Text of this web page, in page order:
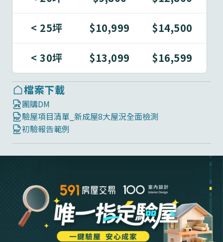
< 25坪 $10,999 $14,500
< 30坪 $13,099 $16,599
檔案下載
團購DM
驗屋項目清單_新成屋8大屋況全面檢測
初驗報告範例